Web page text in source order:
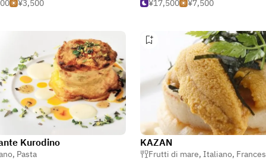
¥3,500
¥17,500
¥7,500
Kurodino
, Pasta
KAZAN
Frutti di mare, Italiano,